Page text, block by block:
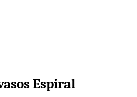
Espiral